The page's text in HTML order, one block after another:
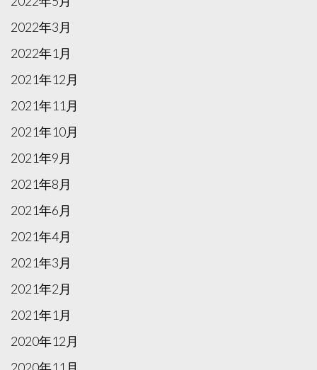
2022年3月
2022年1月
2021年12月
2021年11月
2021年10月
2021年9月
2021年8月
2021年6月
2021年4月
2021年3月
2021年2月
2021年1月
2020年12月